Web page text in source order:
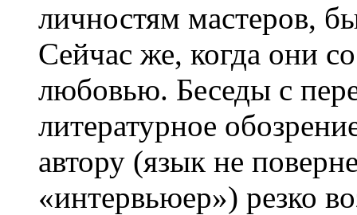
личностям мастеров,
Сейчас же, когда они
любовью. Беседы с
литературное
автору (язык не
«интервьюер») резко